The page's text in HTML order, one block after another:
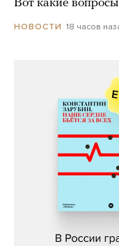
Вот какие
НОВОСТИ 18 часов
Константин